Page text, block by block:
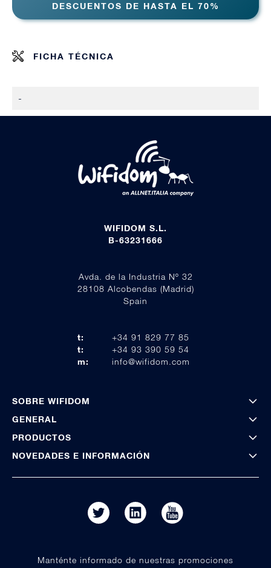
DESCUENTOS DE HASTA EL 70%
FICHA TÉCNICA
-
WIFIDOM S.L.
B-63231666
Avda. de la Industria Nº 32
28108 Alcobendas (Madrid)
Spain
t:
+34 91 829 77 85
t:
+34 93 390 59 54
m:
info@wifidom.com
SOBRE WIFIDOM
GENERAL
PRODUCTOS
NOVEDADES E INFORMACIÓN
Manténte informado de nuestras promociones